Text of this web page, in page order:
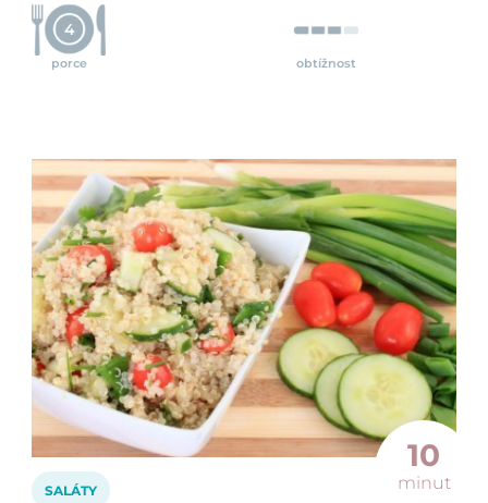
4
porce obtížnost
10
minut
SALÁTY